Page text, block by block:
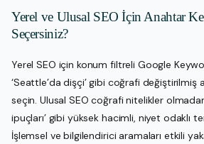
Yerel ve Ulusal SEO İçin Anahtar
Seçersiniz?
Yerel SEO için konum filtreli Google
‘Seattle’da dişçi’ gibi coğrafi değiştirilmiş
seçin. Ulusal SEO coğrafi nitelikler olmadan
ipuçları’ gibi yüksek hacimli, niyet odaklı
İşlemsel ve bilgilendirici aramaları etkili